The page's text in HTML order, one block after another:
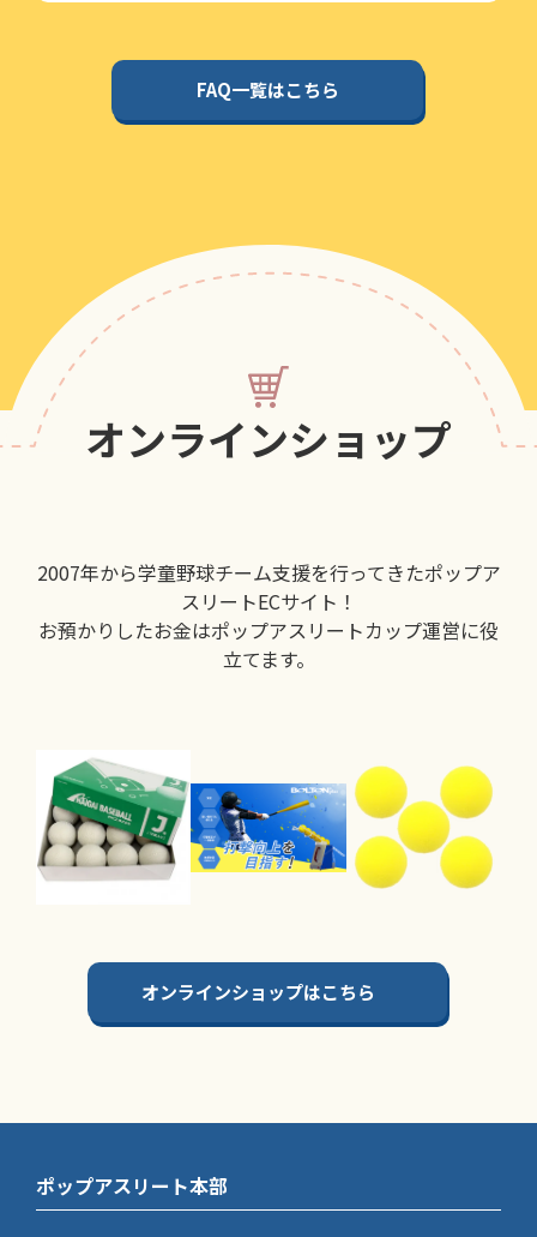
FAQ一覧はこちら
オンラインショップ
2007年から学童野球チーム支援を行ってきたポップア
スリートECサイト！
お預かりしたお金はポップアスリートカップ運営に役
立てます。
オンラインショップはこちら
ポップアスリート本部